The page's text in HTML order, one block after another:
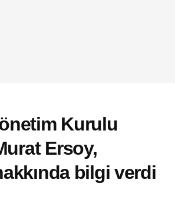
Kurulu
Ersoy,
bilgi verdi